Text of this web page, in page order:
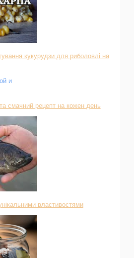
кукурудзи для риболовлі на
смачний рецепт на кожен день
властивостями